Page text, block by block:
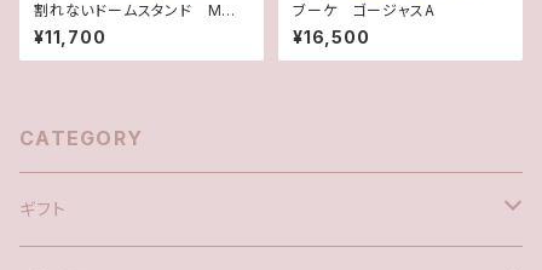
割れないドームスタンド Mサ
イズ
¥11,700
ブーケ ゴージャスA
¥16,500
CATEGORY
ギフト